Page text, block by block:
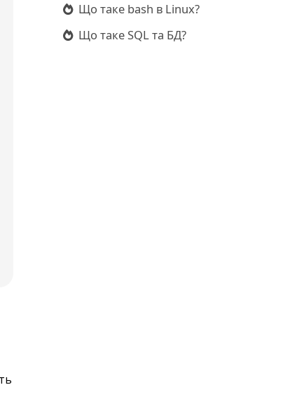
Що таке bash в Linux?
Що таке SQL та БД?